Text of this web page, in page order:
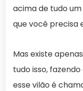
acima de tudo
que você precisa
Mas existe
tudo isso,
esse vilão é